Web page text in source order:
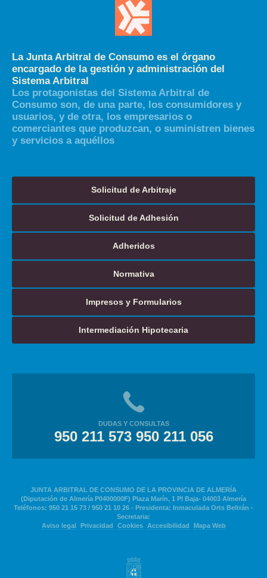
La Junta Arbitral de Consumo es el órgano
encargado de la gestión y administración del
Sistema Arbitral
Los protagonistas del Sistema Arbitral de
Consumo son, de una parte, los consumidores y
usuarios, y de otra, los empresarios o
comerciantes que produzcan, o suministren bienes
y servicios a aquéllos
Solicitud de Arbitraje
Solicitud de Adhesión
Adheridos
Normativa
Impresos y Formularios
Intermediación Hipotecaria
DUDAS Y CONSULTAS
950 211 573 950 211 056
JUNTA ARBITRAL DE CONSUMO DE LA PROVINCIA DE ALMERÍA
(Diputación de Almería P0400000F) Plaza Marín, 1 Pl Baja- 04003 Almería
Teléfonos: 950 21 15 73 / 950 21 10 26 - Presidenta: Inmaculada Orts Beltrán -
Secretaria:
Aviso legal
Privacidad Cookies Accesibilidad Mapa Web